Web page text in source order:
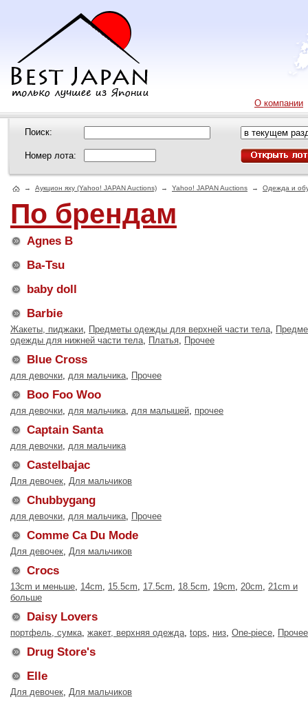
О компании
Поиск:
Номер лота:
→ Аукцион яху (Yahoo! JAPAN Auctions) → Yahoo! JAPAN Auctions → Одежда и
По брендам
Agnes B
Ba-Tsu
baby doll
Barbie
Жакеты, пиджаки, Предметы одежды для верхней части тела,
одежды для нижней части тела, Платья, Прочее
Blue Cross
для девочки, для мальчика, Прочее
Boo Foo Woo
для девочки, для мальчика, для малышей, прочее
Captain Santa
для девочки, для мальчика
Castelbajac
Для девочек, Для мальчиков
Chubbygang
для девочки, для мальчика, Прочее
Comme Ca Du Mode
Для девочек, Для мальчиков
Crocs
13cm и меньше, 14cm, 15.5cm, 17.5cm, 18.5cm, 19cm, 20cm, 21cm и
больше
Daisy Lovers
портфель, сумка, жакет, верхняя одежда, tops, низ, One-piece, Прочее
Drug Store's
Elle
Для девочек, Для мальчиков